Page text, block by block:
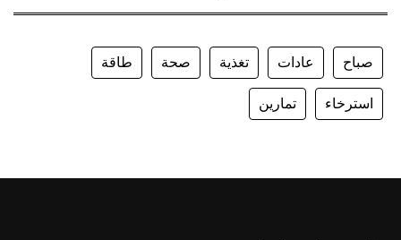
صباح عادات تغذية صحة طاقة
استرخاء تمارين